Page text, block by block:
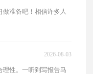
准备吧！相信许多人
2026-08-03
性。一听到写报告马